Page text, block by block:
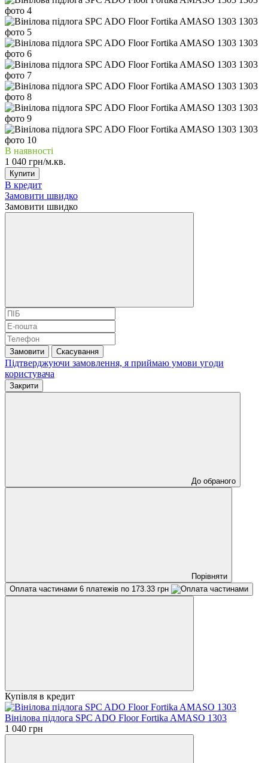
В наявності
1 040 грн/м.кв.
Купити
В кредит
Замовити швидко
Замовити швидко
Замовити Скасування
Підтверджуючи замовлення, я приймаю умови угоди
користувача
Закрити
До обраного
Порівняти
Оплата частинами 6 платежів по 173.33 грн
Купівля в кредит
Вінілова підлога SPC ADO Floor Fortika AMASO 1303
1 040 грн